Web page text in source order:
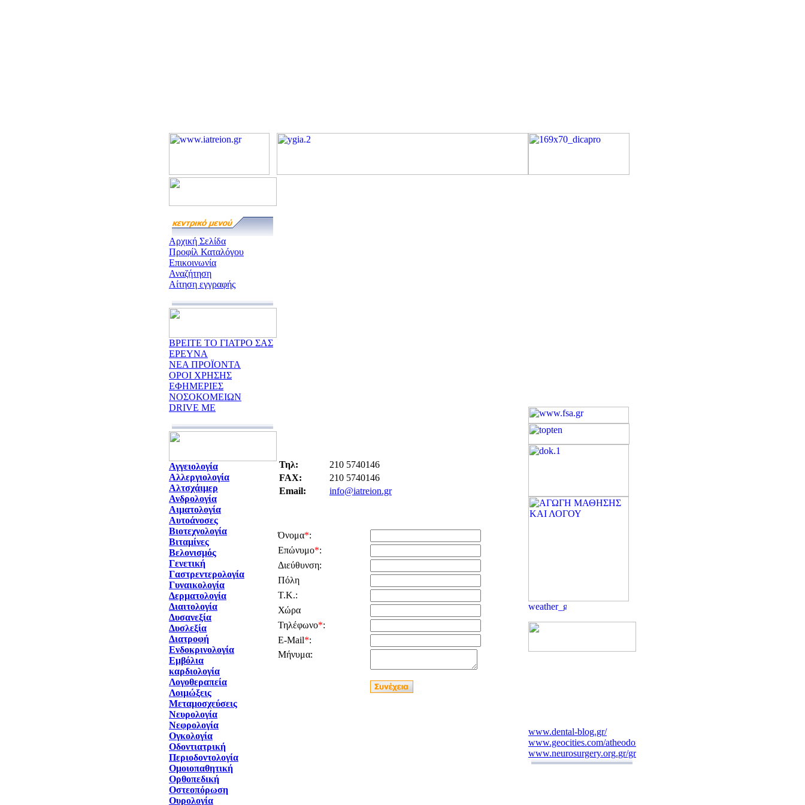
Αρχική Σελίδα
Προφίλ Καταλόγου
Επικοινωνία
Αναζήτηση
Αίτηση εγγραφής
ΒΡΕΙΤΕ ΤΟ ΓΙΑΤΡΟ ΣΑΣ
ΕΡΕΥΝΑ
ΝΕΑ ΠΡΟΪΟΝΤΑ
ΟΡΟΙ ΧΡΗΣΗΣ
ΕΦΗΜΕΡΙΕΣ
ΝΟΣΟΚΟΜΕΙΩΝ
DRIVE ME
Αγγειολογία
Αλλεργιολογία
Αλτσχάιμερ
Ανδρολογία
Αιματολογία
Αυτοάνοσες
Βιοτεχνολογία
Βιταμίνες
Βελονισμός
Γενετική
Γαστρεντερολογία
Γυναικολογία
Δερματολογία
Διαιτολογία
Δυσανεξία
Δυσλεξία
Διατροφή
Ενδοκρινολογία
Εμβόλια
καρδιολογία
Λογοθεραπεία
Λοιμώξεις
Μεταμοσχεύσεις
Νευρολογία
Νεφρολογία
Ογκολογία
Οδοντιατρική
Περιοδοντολογία
Ομοιοπαθητική
Ορθοπεδική
Οστεοπόρωση
Ουρολογία
Τηλ:
210 5740146
FAX:
210 5740146
Email:
info@iatreion.gr
Όνομα*:
Επώνυμο*:
Διεύθυνση:
Πόλη
Τ.Κ.:
Χώρα
Τηλέφωνο*:
E-Mail*:
Μήνυμα:
www.dental-blog.gr/
www.geocities.com/atheodori/
www.neurosurgery.org.gr/grindex.htm
www.syggros-hosp.gr/nav_1.htm